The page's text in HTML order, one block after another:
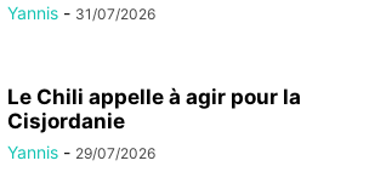
Yannis - 31/07/2026
Le Chili appelle à agir pour la
Cisjordanie
Yannis - 29/07/2026